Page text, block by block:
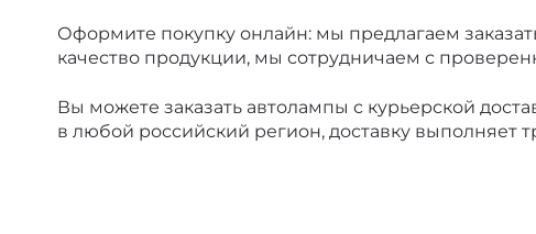
Оформите покупку онлайн: мы предлагаем
качество продукции, мы сотрудничаем с
Вы можете заказать автолампы с курьерской
в любой российский регион, доставку выполняет